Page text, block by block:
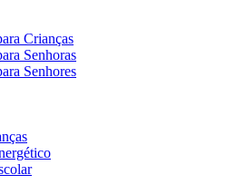
Crianças
Senhoras
Senhores